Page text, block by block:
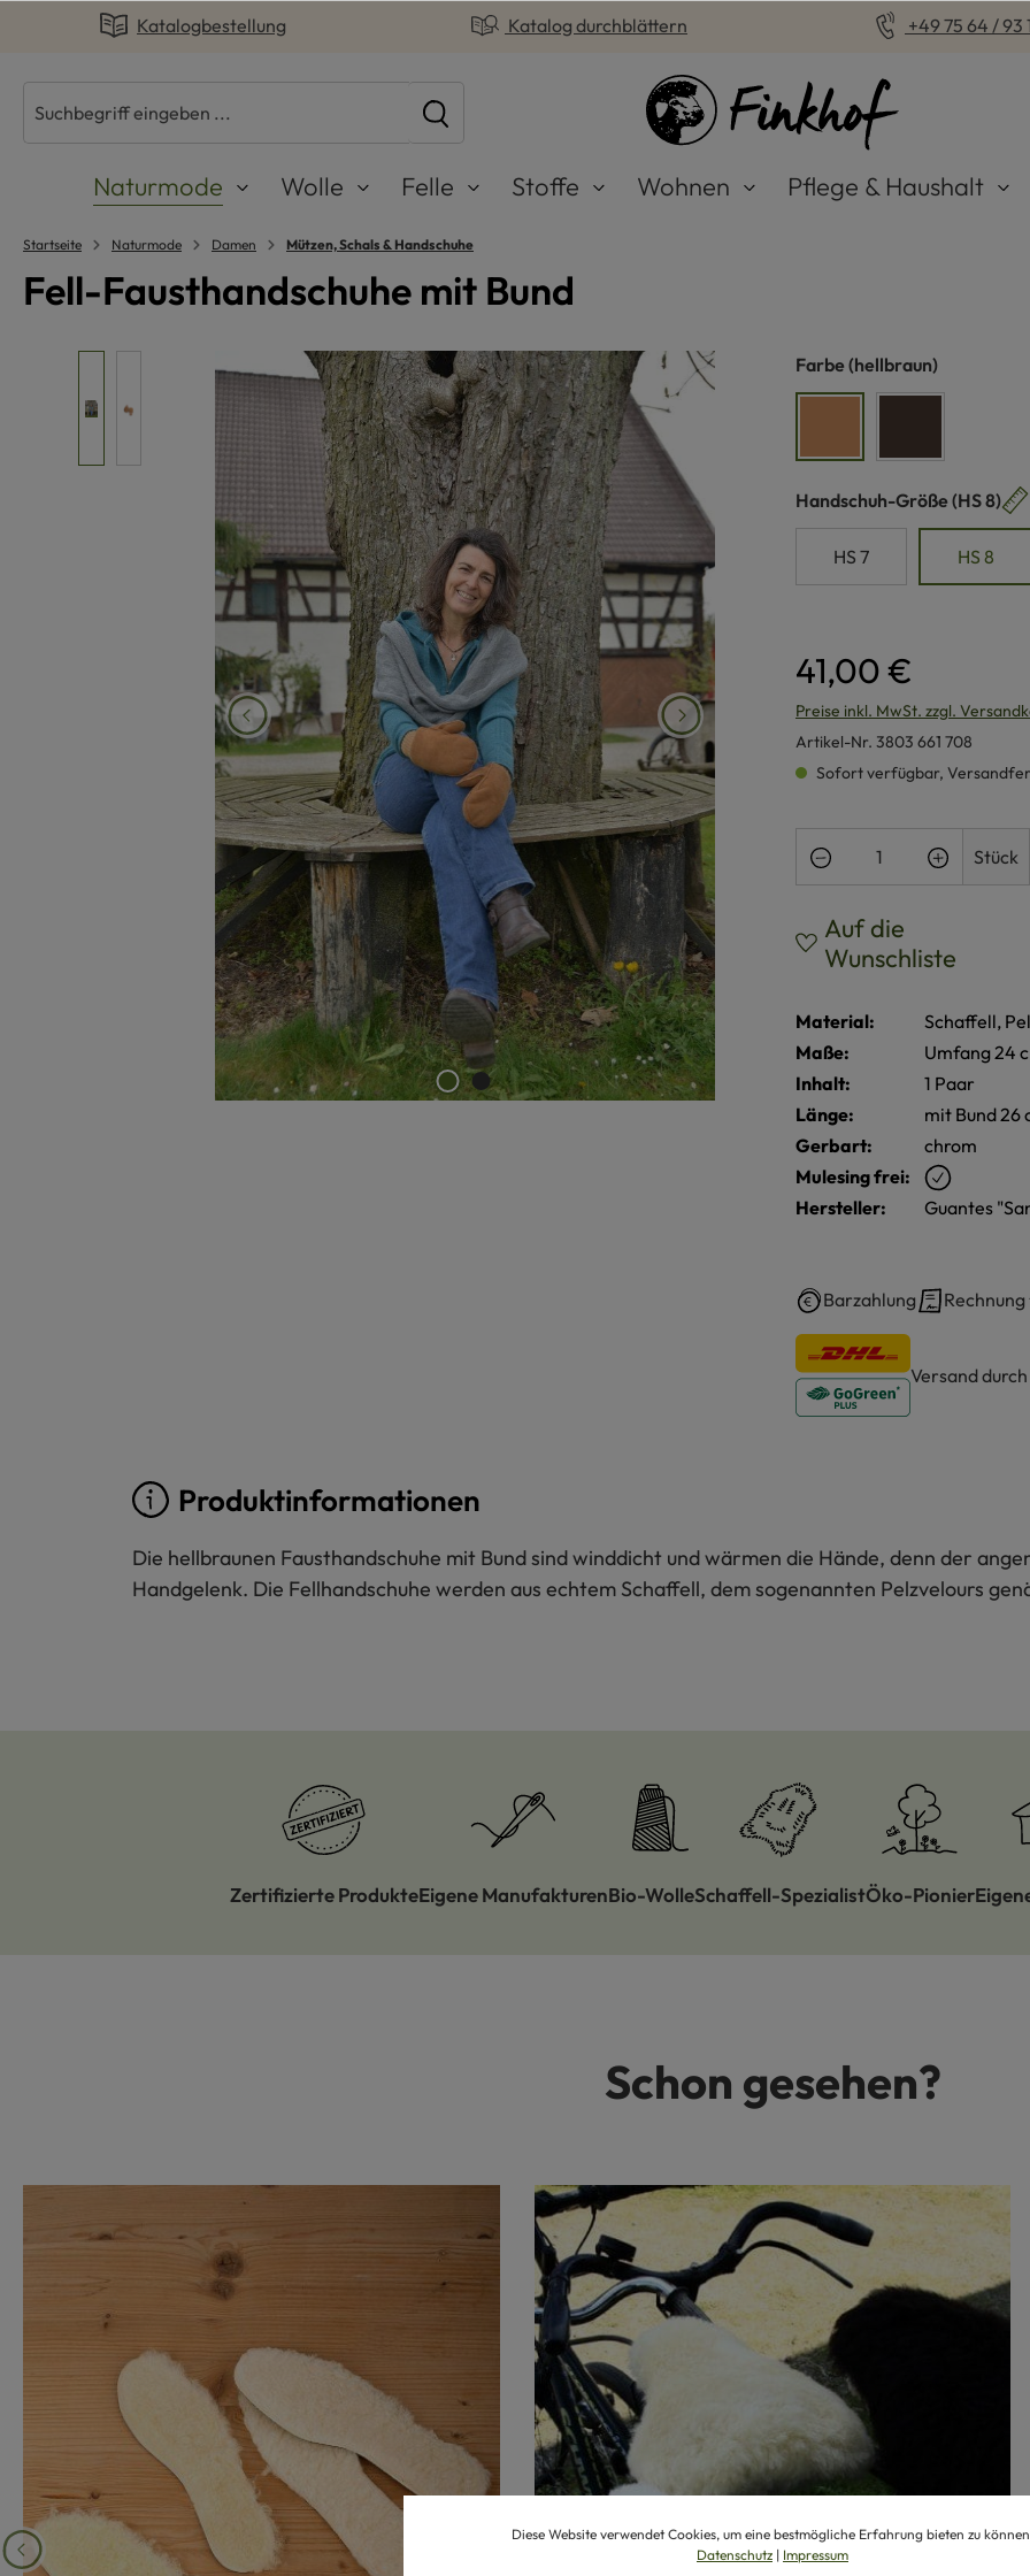
Zur Hauptnavigation springen
Katalogbestellung Katalog durchblättern +49 75 64 / 93
Naturmode Wolle Felle Stoffe Wohnen Pflege & Haushalt
Startseite Naturmode Damen Mützen, Schals & Handschuhe
Fell-Fausthandschuhe mit Bund
Bildergalerie überspringen Farbe auswählen
(hellbraun)
Handschuh-Größe (HS 8)
HS 7 HS 8
41,00 €
Preise inkl. MwSt. zzgl.
Artikel-Nr. 3803 661 708
Sofort verfügbar,
Produkt Anzahl:
Stück
Auf die
Wunschliste
Material:
Schaffell,
Maße:
Umfang 24
Inhalt:
1 Paar
Länge:
mit Bund 26
Gerbart:
chrom
Mulesing frei:
Hersteller:
Guantes
Barzahlung Rechnung
Versand
Produktinformationen
Die hellbraunen Fausthandschuhe mit Bund sind winddicht und wärmen die Hände, denn der
Handgelenk. Die Fellhandschuhe werden aus echtem Schaffell, dem sogenannten Pelzvelours
Zertifizierte ProdukteEigene ManufakturenBio-WolleSchaffell-SpezialistÖko-Pionier
Schon gesehen?
Diese Website verwendet Cookies, um eine bestmögliche Erfahrung bieten zu
Datenschutz | Impressum